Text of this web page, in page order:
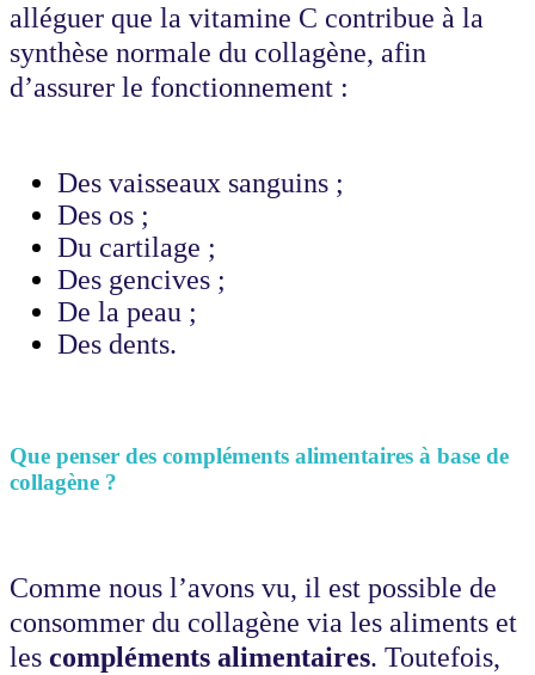
alléguer que la vitamine C contribue à la
synthèse normale du collagène, afin
d’assurer le fonctionnement :
Des vaisseaux sanguins ;
Des os ;
Du cartilage ;
Des gencives ;
De la peau ;
Des dents.
Que penser des compléments alimentaires à base de
collagène ?
Comme nous l’avons vu, il est possible de
consommer du collagène via les aliments et
les compléments alimentaires. Toutefois,